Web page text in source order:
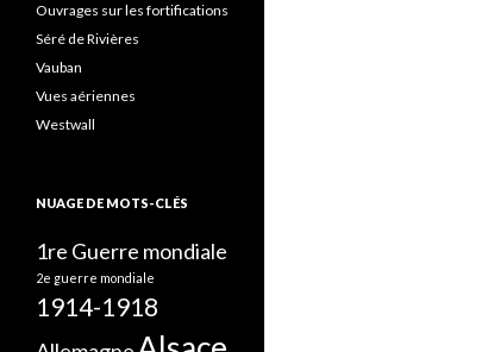
Ouvrages sur les fortifications
Séré de Rivières
Vauban
Vues aériennes
Westwall
NUAGE DE MOTS-CLÉS
1re Guerre mondiale
2e guerre mondiale
1914-1918